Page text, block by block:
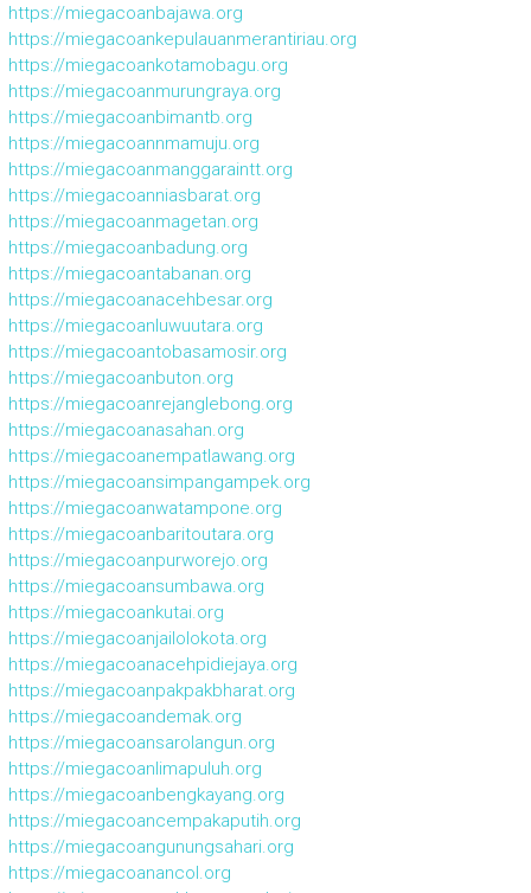
https://miegacoanbajawa.org
https://miegacoankepulauanmerantiriau.org
https://miegacoankotamobagu.org
https://miegacoanmurungraya.org
https://miegacoanbimantb.org
https://miegacoannmamuju.org
https://miegacoanmanggaraintt.org
https://miegacoanniasbarat.org
https://miegacoanmagetan.org
https://miegacoanbadung.org
https://miegacoantabanan.org
https://miegacoanacehbesar.org
https://miegacoanluwuutara.org
https://miegacoantobasamosir.org
https://miegacoanbuton.org
https://miegacoanrejanglebong.org
https://miegacoanasahan.org
https://miegacoanempatlawang.org
https://miegacoansimpangampek.org
https://miegacoanwatampone.org
https://miegacoanbaritoutara.org
https://miegacoanpurworejo.org
https://miegacoansumbawa.org
https://miegacoankutai.org
https://miegacoanjailolokota.org
https://miegacoanacehpidiejaya.org
https://miegacoanpakpakbharat.org
https://miegacoandemak.org
https://miegacoansarolangun.org
https://miegacoanlimapuluh.org
https://miegacoanbengkayang.org
https://miegacoancempakaputih.org
https://miegacoangunungsahari.org
https://miegacoanancol.org